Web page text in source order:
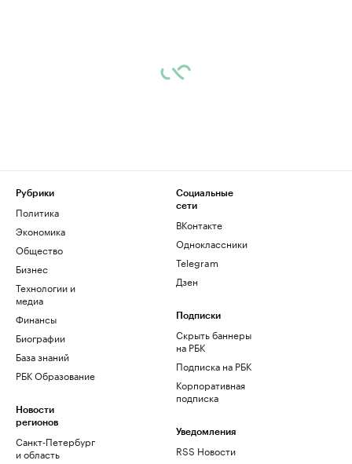
Рубрики
Политика
Экономика
Общество
Бизнес
Технологии и
медиа
Финансы
Биографии
База знаний
РБК Образование
Новости
регионов
Санкт-Петербург
и область
Социальные
сети
ВКонтакте
Одноклассники
Telegram
Дзен
Подписки
Скрыть баннеры
на РБК
Подписка на РБК
Корпоративная
подписка
Уведомления
RSS Новости